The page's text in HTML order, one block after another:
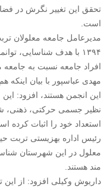
تحقق این تغییر نگرش در
است.
مدیرعامل جامعه معلولان
۱۳۹۴ با هدف شناسایی،
افراد جامعه نسبت به جامعه
این انجمن هستند، افزود:
نظیر جسمی حرکتی، ذهنی،
استعداد خود را اثبات کرده
معلول در این شهرستان
مند هستند.